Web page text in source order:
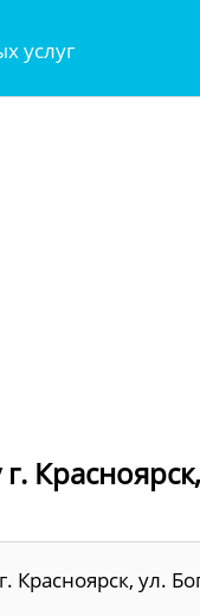
услуг
ул.